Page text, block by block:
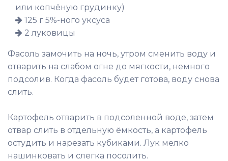
или копчёную грудинку)
125 г 5%-ного уксуса
2 луковицы
Фасоль замочить на ночь, утром сменить воду и
отварить на слабом огне до мягкости, немного
подсолив. Когда фасоль будет готова, воду снова
слить.
Картофель отварить в подсоленной воде, затем
отвар слить в отдельную ёмкость, а картофель
остудить и нарезать кубиками. Лук мелко
нашинковать и слегка посолить.